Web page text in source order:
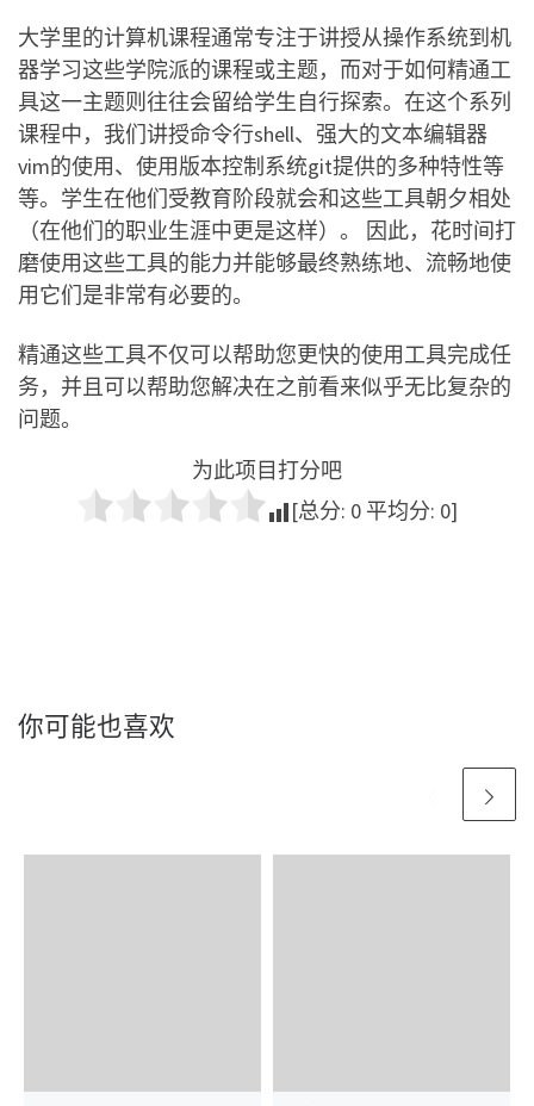
大学里的计算机课程通常专注于讲授从操作系统到机
器学习这些学院派的课程或主题，而对于如何精通工
具这一主题则往往会留给学生自行探索。在这个系列
课程中，我们讲授命令行shell、强大的文本编辑器
vim的使用、使用版本控制系统git提供的多种特性等
等。学生在他们受教育阶段就会和这些工具朝夕相处
（在他们的职业生涯中更是这样）。 因此，花时间打
磨使用这些工具的能力并能够最终熟练地、流畅地使
用它们是非常有必要的。
精通这些工具不仅可以帮助您更快的使用工具完成任
务，并且可以帮助您解决在之前看来似乎无比复杂的
问题。
为此项目打分吧
[总分: 0 平均分: 0]
你可能也喜欢